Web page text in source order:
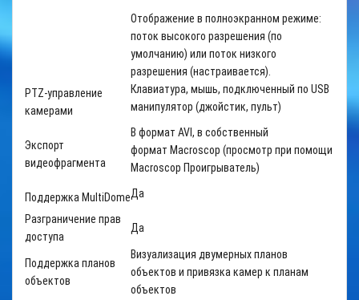
Отображение в полноэкранном режиме:
поток высокого разрешения (по
умолчанию) или поток низкого
разрешения (настраивается).
PTZ-управление
камерами
Клавиатура, мышь, подключенный по USB
манипулятор (джойстик, пульт)
Экспорт
видеофрагмента
В формат AVI, в собственный
формат Macroscop (просмотр при помощи
Macroscop Проигрыватель)
Поддержка MultiDomeДа
Разграничение прав
доступа
Да
Поддержка планов
объектов
Визуализация двумерных планов
объектов и привязка камер к планам
объектов